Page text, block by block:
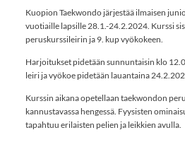
Kuopion Taekwondo järjestää ilmaisen
vuotiaille lapsille 28.1.-24.2.2024. Kurssi
peruskurssileirin ja 9. kup vyökokeen.
Harjoitukset pidetään sunnuntaisin klo
leiri ja vyökoe pidetään lauantaina
Kurssin aikana opetellaan taekwondon
kannustavassa hengessä. Fyysisten
tapahtuu erilaisten pelien ja leikkien avulla.